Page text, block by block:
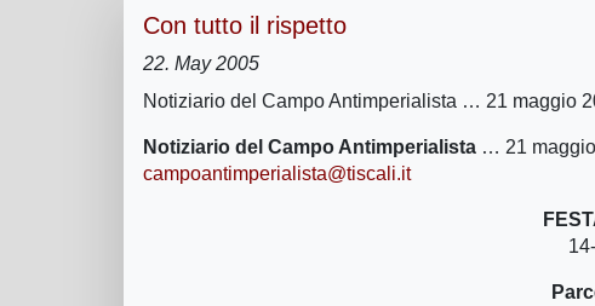
Con tutto il rispetto
22. May 2005
Notiziario del Campo Antimperialista … 21 maggio
Notiziario del Campo Antimperialista … 21
campoantimperialista@tiscali.it